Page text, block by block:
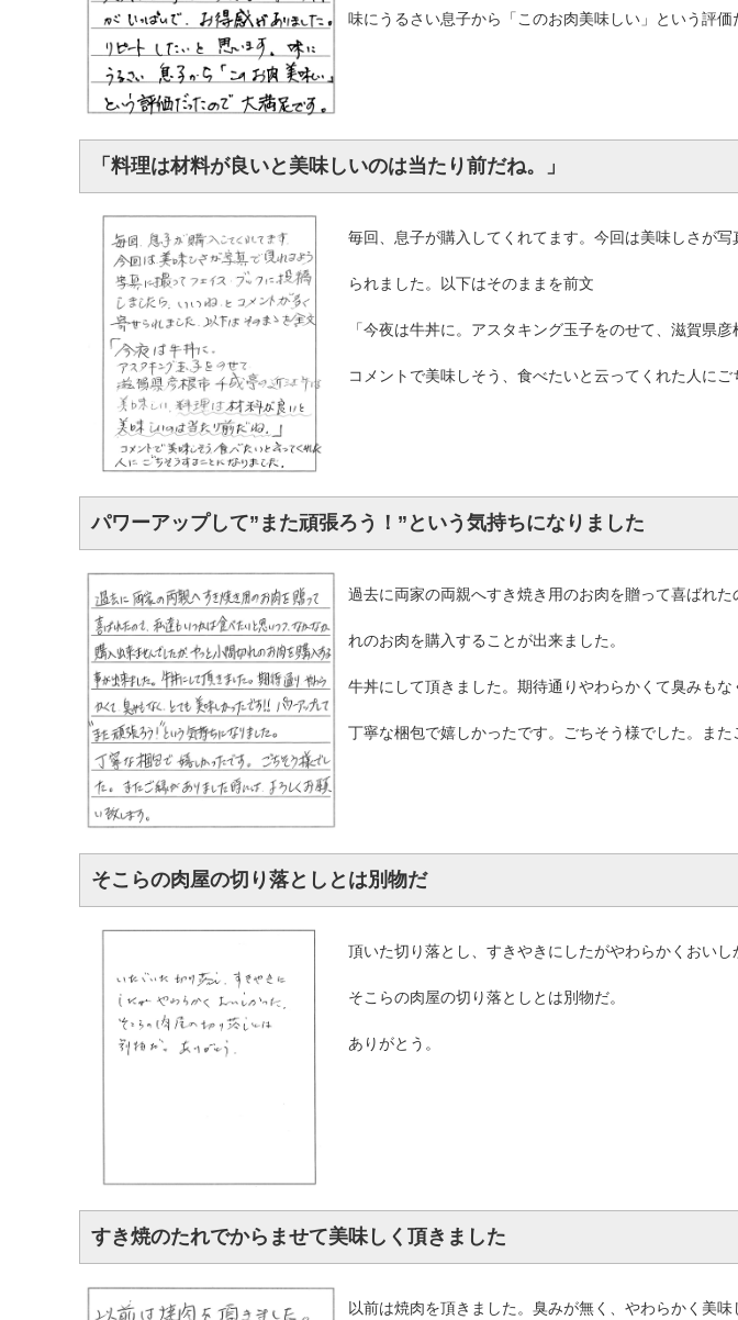
味にうるさい息子から「このお肉美味しい」という評価
「料理は材料が良いと美味しいのは当たり前だね。」
毎回、息子が購入してくれてます。今回は美味しさが
られました。以下はそのままを前文
「今夜は牛丼に。アスタキング玉子をのせて、滋賀県
コメントで美味しそう、食べたいと云ってくれた人にご
パワーアップして”また頑張ろう！”という気持ちになりました
過去に両家の両親へすき焼き用のお肉を贈って喜ばれ
れのお肉を購入することが出来ました。
牛丼にして頂きました。期待通りやわらかくて臭みも
丁寧な梱包で嬉しかったです。ごちそう様でした。ま
そこらの肉屋の切り落としとは別物だ
頂いた切り落とし、すきやきにしたがやわらかくおいし
そこらの肉屋の切り落としとは別物だ。
ありがとう。
すき焼のたれでからませて美味しく頂きました
以前は焼肉を頂きました。臭みが無く、やわらかく美